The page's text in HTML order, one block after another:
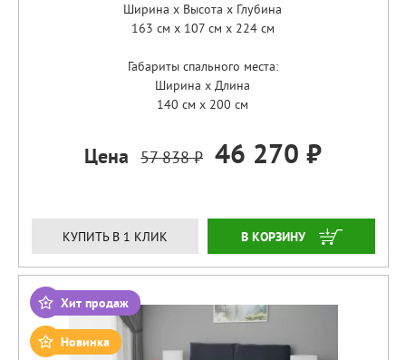
Ширина x Высота x Глубина
163 см x 107 см x 224 см
Габариты спального места:
Ширина x Длина
140 см x 200 см
Цена 57 838 ₽ 46 270 ₽
КУПИТЬ В 1 КЛИК ЗАКАЗАТЬ
Хит продаж
Новинка